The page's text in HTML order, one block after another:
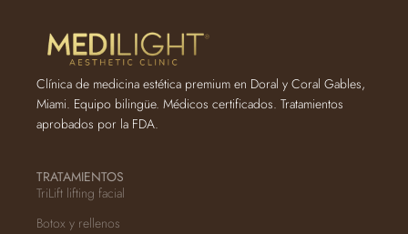
Clínica de medicina estética premium en Doral y Coral Gables,
Miami. Equipo bilingüe. Médicos certificados. Tratamientos
aprobados por la FDA.
TRATAMIENTOS
TriLift lifting facial
Botox y rellenos